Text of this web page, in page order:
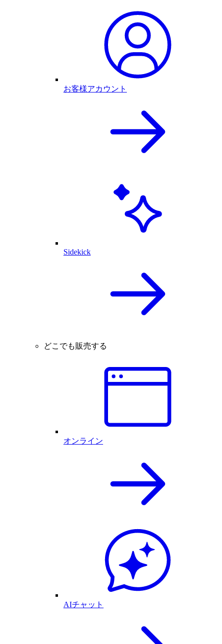
お客様アカウント
Sidekick
どこでも販売する
オンライン
AIチャット